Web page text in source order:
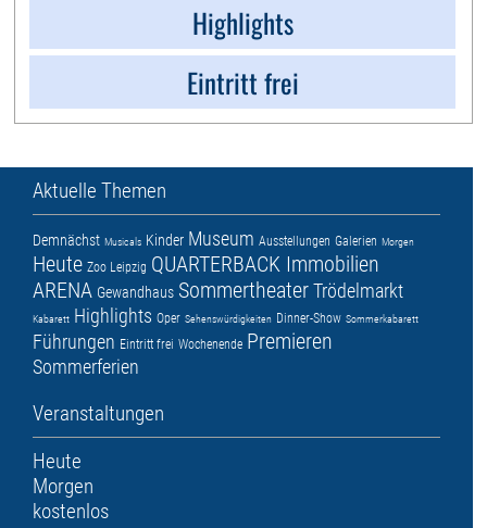
Highlights
Eintritt frei
Aktuelle Themen
Demnächst Musicals Kinder Museum Ausstellungen Galerien Morgen
Heute Zoo Leipzig QUARTERBACK Immobilien
ARENA Gewandhaus SommertheaterTrödelmarkt
Kabarett Highlights Oper Sehenswürdigkeiten Dinner-Show Sommerkabarett
Führungen Eintritt frei Wochenende Premieren
Sommerferien
Veranstaltungen
Heute
Morgen
kostenlos